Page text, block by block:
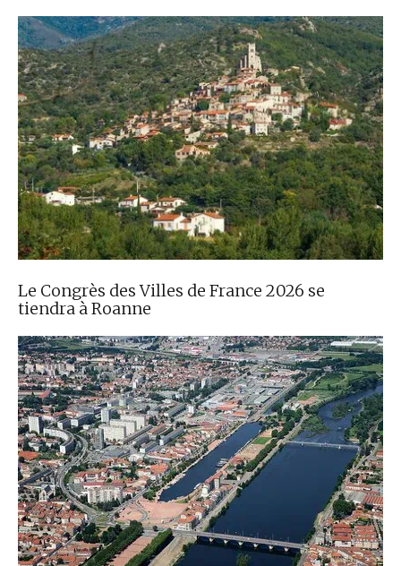
Le Congrès des Villes de France 2026 se
tiendra à Roanne